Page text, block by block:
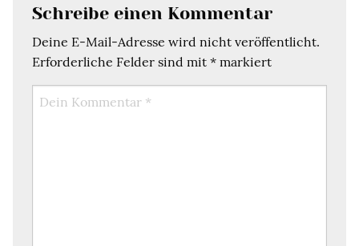
Schreibe einen Kommentar
Deine E-Mail-Adresse wird nicht veröffentlicht.
Erforderliche Felder sind mit * markiert